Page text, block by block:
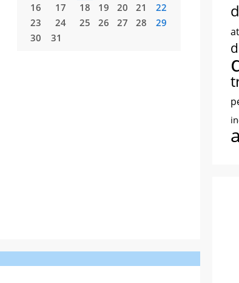
16
17 18 19 20 21
22
23
24 25 26 27 28
29
30
31